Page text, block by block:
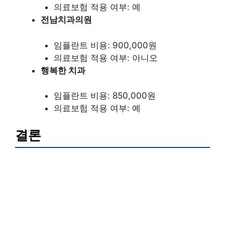
의료보험 적용 여부: 예
전남치과의원
임플란트 비용: 900,000원
의료보험 적용 여부: 아니오
행복한 치과
임플란트 비용: 850,000원
의료보험 적용 여부: 예
결론